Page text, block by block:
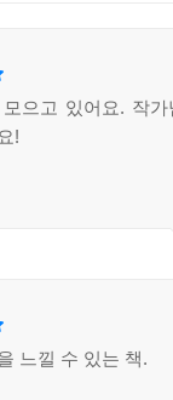
으고 있어요. 작
!
느낄 수 있는 책.